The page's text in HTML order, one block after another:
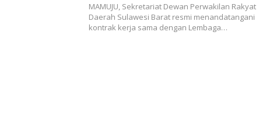
MAMUJU, Sekretariat Dewan Perwakilan Rakyat
Daerah Sulawesi Barat resmi menandatangani
kontrak kerja sama dengan Lembaga…